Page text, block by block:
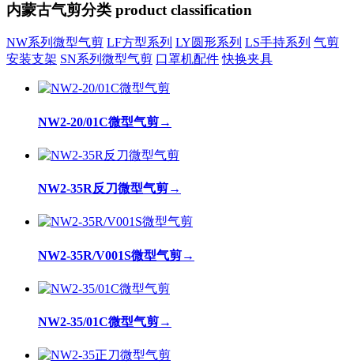
内蒙古气剪分类 product classification
NW系列微型气剪 LF方型系列 LY圆形系列 LS手持系列 气剪
安装支架 SN系列微型气剪 口罩机配件 快换夹具
NW2-20/01C微型气剪→
NW2-35R反刀微型气剪→
NW2-35R/V001S微型气剪→
NW2-35/01C微型气剪→